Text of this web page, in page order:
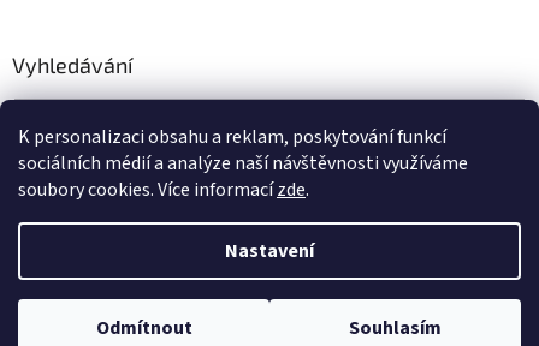
K personalizaci obsahu a reklam, poskytování funkcí
sociálních médií a analýze naší návštěvnosti využíváme
soubory cookies. Více informacízde.
Nastavení
Odmítnout Souhlasím
Vyhledávání
HLEDAT
Copyright 2026Vodní Království. Všechna práva vyhrazena.
Upravit nastavení cookies